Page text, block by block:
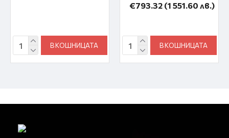
В КОШНИЦАТА
€793.32 (1 551.60 лв.)
В КОШНИЦАТА